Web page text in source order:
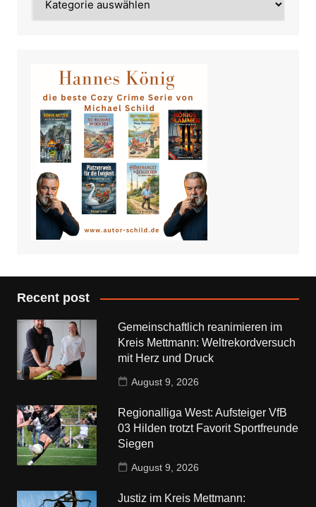
Recent post
Gemeinschaftlich reanimieren im
Kreis Mettmann: Weltrekordversuch
mit Herz und Druck
August 9, 2026
Regionalliga West: Aufsteiger VfB
03 Hilden trotzt Favorit Sportfreunde
Siegen
August 9, 2026
Justiz im Kreis Mettmann: